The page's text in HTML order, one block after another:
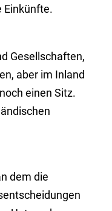
Einkünfte.
Gesellschaften,
aber im Inland
einen Sitz.
dem die